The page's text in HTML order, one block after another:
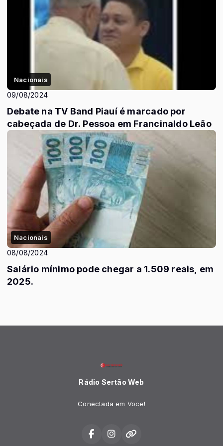
Nacionais
09/08/2024
Debate na TV Band Piauí é marcado por
cabeçada de Dr. Pessoa em Francinaldo Leão
Nacionais
08/08/2024
Salário mínimo pode chegar a 1.509 reais, em
2025.
Rádio Sertão Web
Conectada em Voce!